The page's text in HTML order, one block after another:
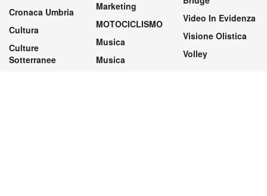
Cronaca Umbria
Cultura
Culture
Sotterranee
Marketing
MOTOCICLISMO
Musica
Musica
Video In Evidenza
Visione Olistica
Volley